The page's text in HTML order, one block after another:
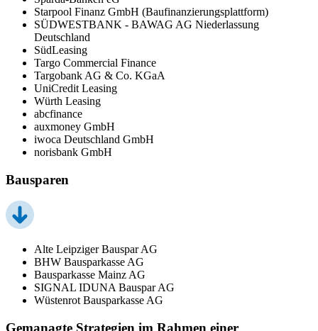
Starpool Finanz GmbH (Baufinanzierungsplattform)
SÜDWESTBANK - BAWAG AG Niederlassung
Deutschland
SüdLeasing
Targo Commercial Finance
Targobank AG & Co. KGaA
UniCredit Leasing
Würth Leasing
abcfinance
auxmoney GmbH
iwoca Deutschland GmbH
norisbank GmbH
Bausparen
Alte Leipziger Bauspar AG
BHW Bausparkasse AG
Bausparkasse Mainz AG
SIGNAL IDUNA Bauspar AG
Wüstenrot Bausparkasse AG
Gemanagte Strategien im Rahmen einer